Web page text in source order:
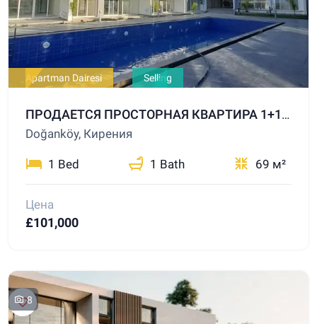
Apartman Dairesi Selling
ПРОДАЕТСЯ ПРОСТОРНАЯ КВАРТИРА 1+1 В КОМПЛЕКСЕ С БАССЕЙНОМ В ДОГАНКЁЙ, ГИРНЕ!
Doğanköy, Кирения
1 Bed 1 Bath 69 м²
Цена
£101,000
8